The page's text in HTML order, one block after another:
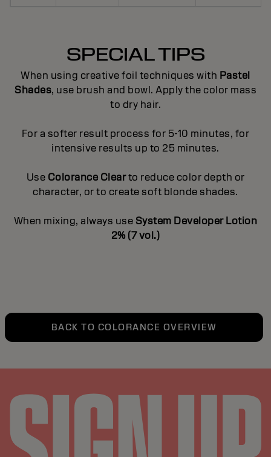
SPECIAL TIPS
When using creative foil techniques with Pastel
Shades, use brush and bowl. Apply the color mass
to dry hair.
For a softer result process for 5-10 minutes, for
intensive results up to 25 minutes.
Use Colorance Clearto reduce color depth or
character, or to create soft blonde shades.
When mixing, always useSystem Developer Lotion
2% (7 vol.)
BACK TO COLORANCE OVERVIEW